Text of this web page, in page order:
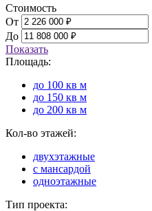
Стоимость
От
До
Показать
Площадь:
до 100 кв м
до 150 кв м
до 200 кв м
Кол-во этажей:
двухэтажные
с мансардой
одноэтажные
Тип проекта: